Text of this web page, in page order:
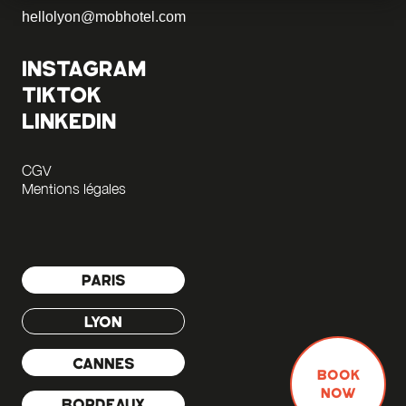
BOOK
NOW
hellolyon@mobhotel.com
INSTAGRAM
TIKTOK
LINKEDIN
CGV
Mentions légales
PARIS
LYON
CANNES